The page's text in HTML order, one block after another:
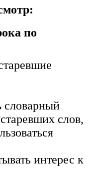
по
словарный
слов,
интерес к